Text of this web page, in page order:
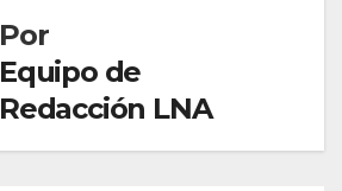
Por
Equipo de
Redacción LNA